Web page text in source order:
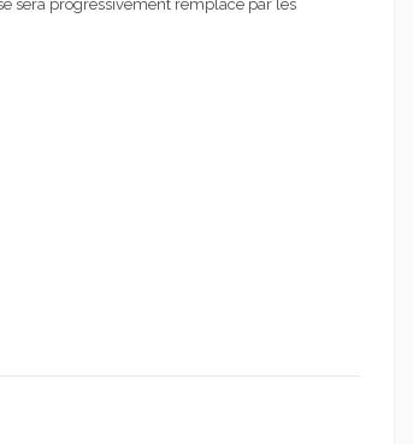
sera progressivement remplacé par les